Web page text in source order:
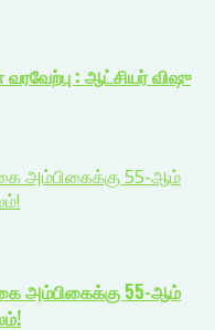
: ஆட்சியர் விஷு
அம்பிகைக்கு 55-ஆம்
அம்பிகைக்கு 55-ஆம்